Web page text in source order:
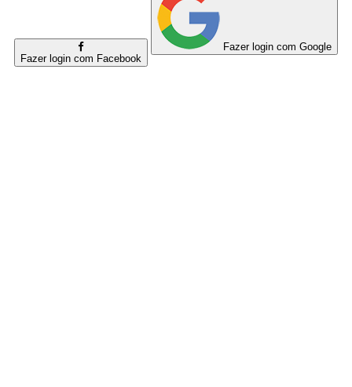
Fazer login com Facebook
Fazer login com Google